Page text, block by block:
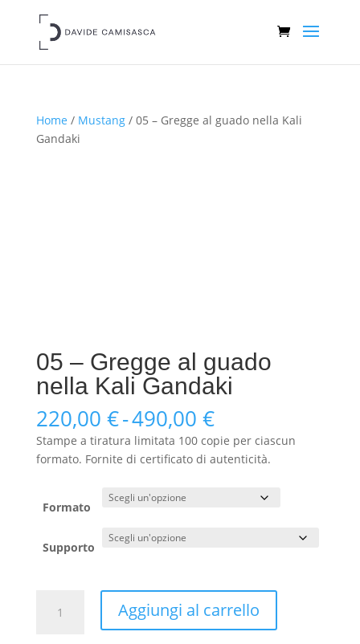
Home / Mustang/ 05 – Gregge al guado nella Kali
Gandaki
05 – Gregge al guado
nella Kali Gandaki
220,00 €-490,00 €Fascia
di
prezzo:
da
220,00 €
Stampe a tiratura limitata 100 copie per ciascun
formato. Fornite di certificato di autenticità.
Formato
Supporto
Aggiungi al carrello